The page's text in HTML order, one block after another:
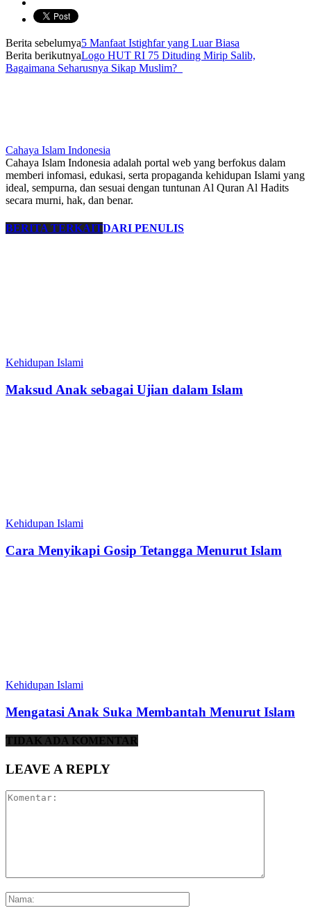
Berita sebelumya5 Manfaat Istighfar yang Luar Biasa
Berita berikutnyaLogo HUT RI 75 Dituding Mirip Salib,
Bagaimana Seharusnya Sikap Muslim?
Cahaya Islam Indonesia
Cahaya Islam Indonesia adalah portal web yang berfokus dalam
memberi infomasi, edukasi, serta propaganda kehidupan Islami yang
ideal, sempurna, dan sesuai dengan tuntunan Al Quran Al Hadits
secara murni, hak, dan benar.
BERITA TERKAITDARI PENULIS
Kehidupan Islami
Maksud Anak sebagai Ujian dalam Islam
Kehidupan Islami
Cara Menyikapi Gosip Tetangga Menurut Islam
Kehidupan Islami
Mengatasi Anak Suka Membantah Menurut Islam
TIDAK ADA KOMENTAR
LEAVE A REPLY